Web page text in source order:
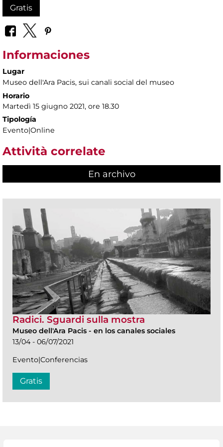
Gratis
Informaciones
Lugar
Museo dell'Ara Pacis, sui canali social del museo
Horario
Martedì 15 giugno 2021, ore 18.30
Tipología
Evento|Online
Attività correlate
En archivo
Radici. Sguardi sulla mostra
Museo dell'Ara Pacis - en los canales sociales
13/04 - 06/07/2021
Evento|Conferencias
Gratis